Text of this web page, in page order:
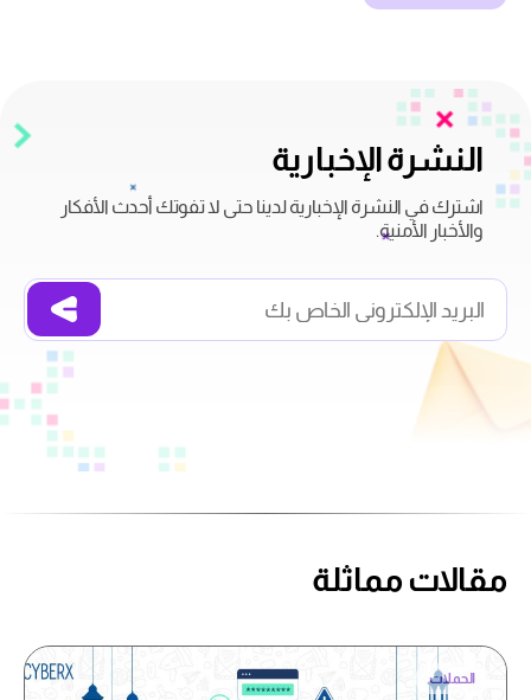
النشرة الإخبارية
اشترك في النشرة الإخبارية لدينا حتى لا تفوتك أحدث الأفكار
والأخبار الأمنية.
مقالات مماثلة
الحملات